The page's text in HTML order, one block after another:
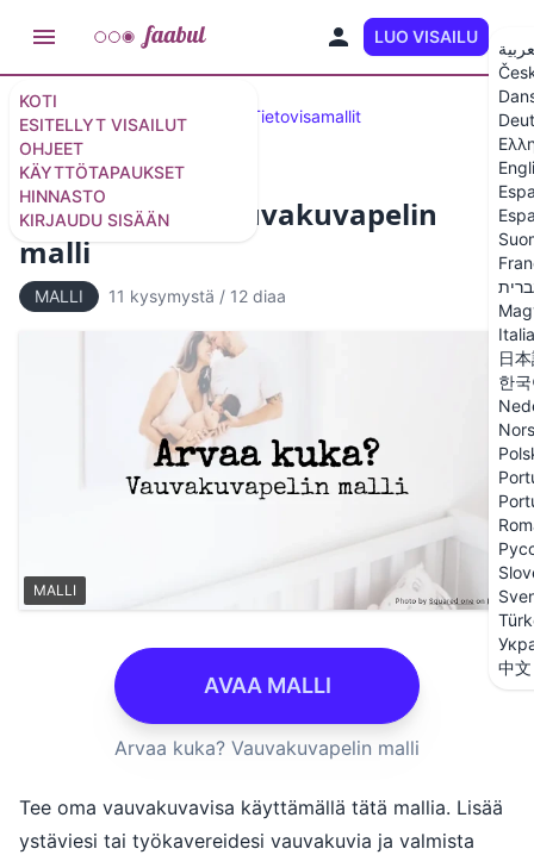
KOTI
ESITELLYT VISAILUT
OHJEET
KÄYTTÖTAPAUKSET
HINNASTO
KIRJAUDU SISÄÄN
LUO VISAILU
日
한
中文
Suositeltavat tietokilpailut Tietovisamallit
Arvaa kuka? Vauvakuvapelin
malli
MALLI 11 kysymystä / 12 diaa
MALLI
AVAA MALLI
Arvaa kuka? Vauvakuvapelin malli
Tee oma vauvakuvavisa käyttämällä tätä mallia. Lisää
ystäviesi tai työkavereidesi vauvakuvia ja valmista